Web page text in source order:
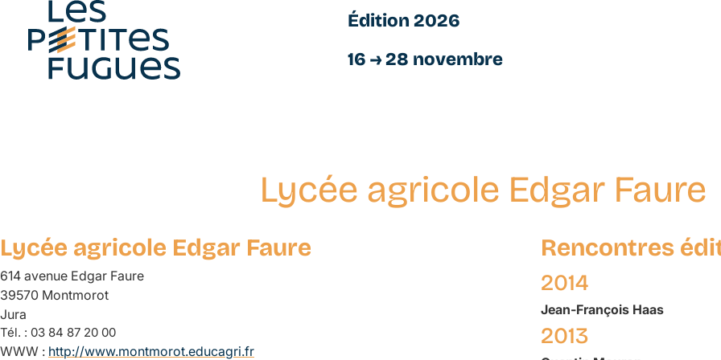
principal
Édition 2026
16 → 28 novembre
Lycée agricole Edgar Faure
Lycée agricole Edgar Faure
614 avenue Edgar Faure
39570 Montmorot
Jura
Tél. : 03 84 87 20 00
WWW : http://www.montmorot.educagri.fr
Rencontres
2014
Jean-François Haas
2013